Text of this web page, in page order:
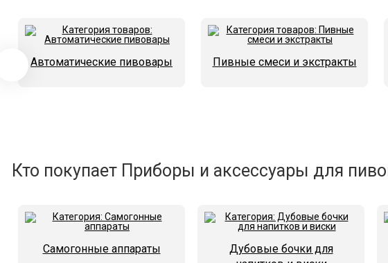
Автоматические пивовары Пивные смеси и экстракты
Кто покупает Приборы и аксессуары для
Самогонные аппараты
Дубовые бочки для